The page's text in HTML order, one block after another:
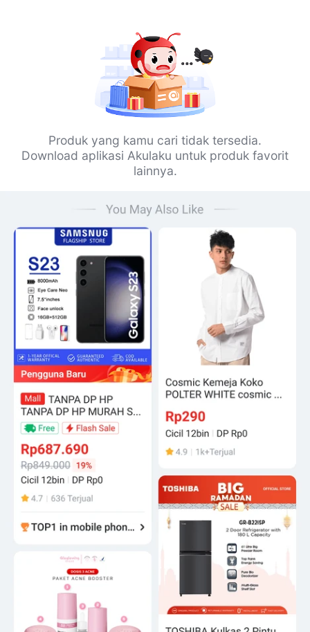
Produk yang kamu cari tidak tersedia.
Download aplikasi Akulaku untuk produk favorit
lainnya.